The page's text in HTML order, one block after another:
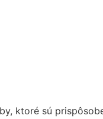
ktoré sú